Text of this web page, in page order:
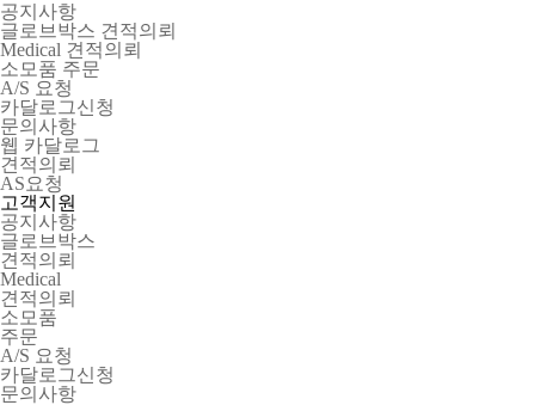
공지사항
글로브박스 견적의뢰
Medical 견적의뢰
소모품 주문
A/S 요청
카달로그신청
문의사항
웹 카달로그
견적의뢰
AS요청
고객지 원
공지사항
글로브박스
견적의뢰
Medical
견적의뢰
소모품
주문
A/S 요청
카달로그신청
문의사항